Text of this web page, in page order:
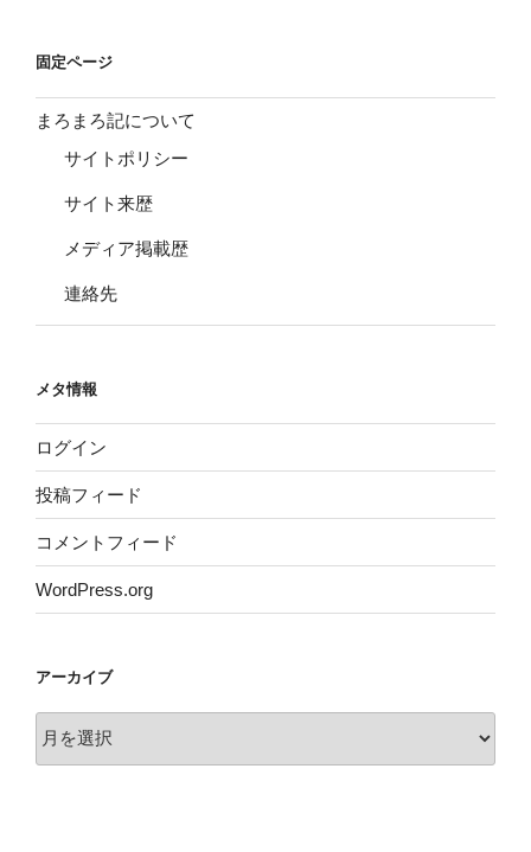
固定ページ
まろまろ記について
サイトポリシー
サイト来歴
メディア掲載歴
連絡先
メタ情報
ログイン
投稿フィード
コメントフィード
WordPress.org
アーカイブ
ー